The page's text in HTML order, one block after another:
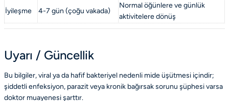
İyileşme 4-7 gün (çoğu vakada)
Normal öğünlere ve günlük
aktivitelere dönüş
Uyarı / Güncellik
Bu bilgiler, viral ya da hafif bakteriyel nedenli mide üşütmesi içindir;
şiddetli enfeksiyon, parazit veya kronik bağırsak sorunu şüphesi varsa
doktor muayenesi şarttır.